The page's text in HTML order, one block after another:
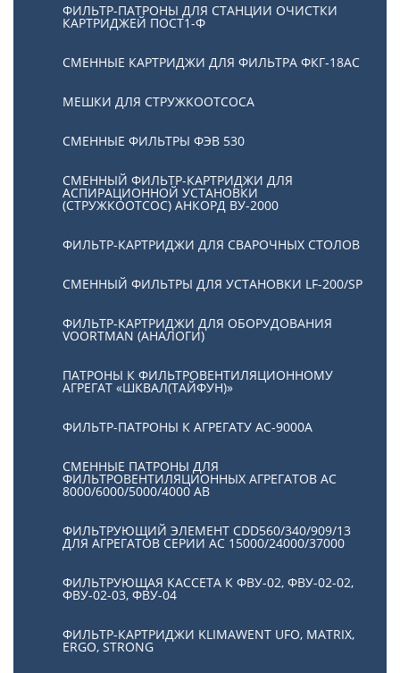
ФИЛЬТР-ПАТРОНЫ ДЛЯ СТАНЦИИ ОЧИСТКИ
КАРТРИДЖЕЙ ПОСТ1-Ф
СМЕННЫЕ КАРТРИДЖИ ДЛЯ ФИЛЬТРА ФКГ-18АС
МЕШКИ ДЛЯ СТРУЖКООТСОСА
СМЕННЫЕ ФИЛЬТРЫ ФЭВ 530
СМЕННЫЙ ФИЛЬТР-КАРТРИДЖИ ДЛЯ
АСПИРАЦИОННОЙ УСТАНОВКИ
(СТРУЖКООТСОС) АНКОРД ВУ-2000
ФИЛЬТР-КАРТРИДЖИ ДЛЯ СВАРОЧНЫХ СТОЛОВ
СМЕННЫЙ ФИЛЬТРЫ ДЛЯ УСТАНОВКИ LF-200/SP
ФИЛЬТР-КАРТРИДЖИ ДЛЯ ОБОРУДОВАНИЯ
VOORTMAN (АНАЛОГИ)
ПАТРОНЫ К ФИЛЬТРОВЕНТИЛЯЦИОННОМУ
АГРЕГАТ «ШКВАЛ(ТАЙФУН)»
ФИЛЬТР-ПАТРОНЫ К АГРЕГАТУ АС-9000А
СМЕННЫЕ ПАТРОНЫ ДЛЯ
ФИЛЬТРОВЕНТИЛЯЦИОННЫХ АГРЕГАТОВ АС
8000/6000/5000/4000 АВ
ФИЛЬТРУЮЩИЙ ЭЛЕМЕНТ CDD560/340/909/13
ДЛЯ АГРЕГАТОВ СЕРИИ АС 15000/24000/37000
ФИЛЬТРУЮЩАЯ КАССЕТА К ФВУ-02, ФВУ-02-02,
ФВУ-02-03, ФВУ-04
ФИЛЬТР-КАРТРИДЖИ KLIMAWENT UFO, MATRIX,
ERGO, STRONG